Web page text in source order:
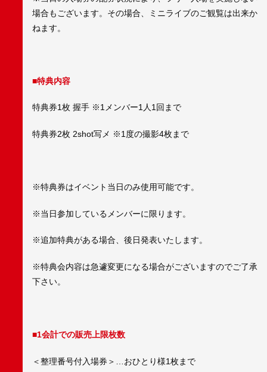
場合もございます。その場合、ミニライブのご観覧は出来か
ねます。
■特典内容
特典券1枚 握手 ※1メンバー1人1回まで
特典券2枚 2shot写メ ※1度の撮影4枚まで
※特典券はイベント当日のみ使用可能です。
※当日参加しているメンバーに限ります。
※追加特典がある場合、後日発表いたします。
※特典会内容は急遽変更になる場合がございますのでご了承
下さい。
■1会計での販売上限枚数
＜整理番号付入場券＞…おひとり様1枚まで